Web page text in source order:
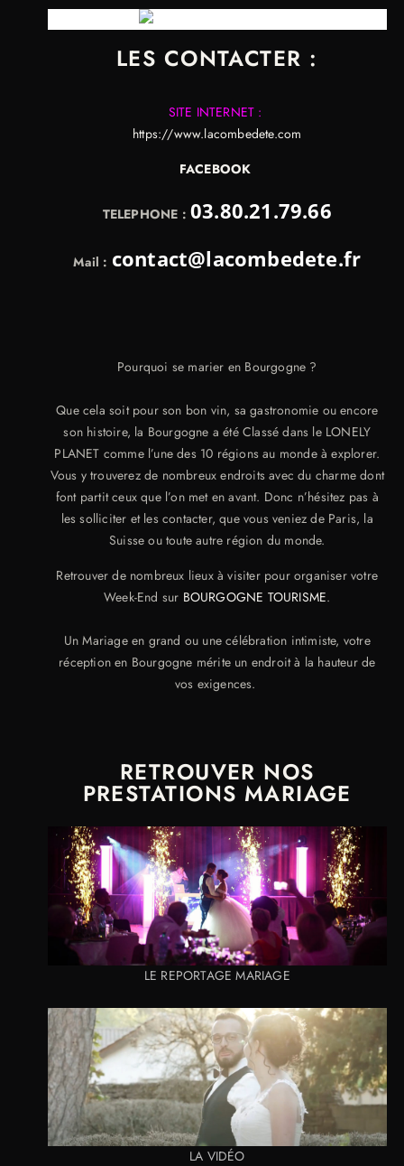
LES CONTACTER :
SITE INTERNET :
https://www.lacombedete.com
FACEBOOK
TELEPHONE : 03.80.21.79.66
Mail : contact@lacombedete.fr
Pourquoi se marier en Bourgogne ?
Que cela soit pour son bon vin, sa gastronomie ou encore
son histoire, la Bourgogne a été Classé dans le LONELY
PLANET comme l’une des 10 régions au monde à explorer.
Vous y trouverez de nombreux endroits avec du charme dont
font partit ceux que l’on met en avant. Donc n’hésitez pas à
les solliciter et les contacter, que vous veniez de Paris, la
Suisse ou toute autre région du monde.
Retrouver de nombreux lieux à visiter pour organiser votre
Week-End sur BOURGOGNE TOURISME.
Un Mariage en grand ou une célébration intimiste, votre
réception en Bourgogne mérite un endroit à la hauteur de
vos exigences.
RETROUVER NOS
PRESTATIONS MARIAGE
LE REPORTAGE MARIAGE
LA VIDÉO